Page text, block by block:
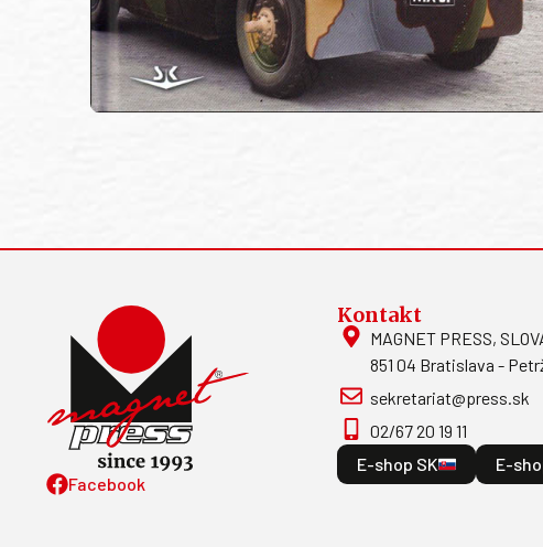
Facebook
Kontakt
MAGNET PRESS,
851 04 Bratislava -
sekretariat@press.sk
02/67 20 19 11
E-shop SK
E-